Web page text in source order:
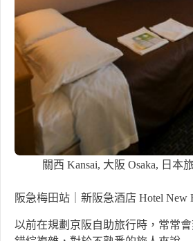
關西 Kansai, 大阪 Osaka, 日本
阪急梅田站｜新阪急酒店 Hotel New
以前在規劃京阪自助旅行時，常常